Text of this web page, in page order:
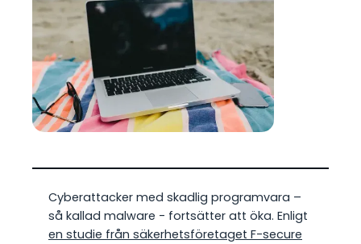
Cyberattacker med skadlig programvara –
så kallad malware - fortsätter att öka. Enligt
en studie från säkerhetsföretaget F-secure